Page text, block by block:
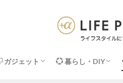
ガジェット 暮らし・DIY